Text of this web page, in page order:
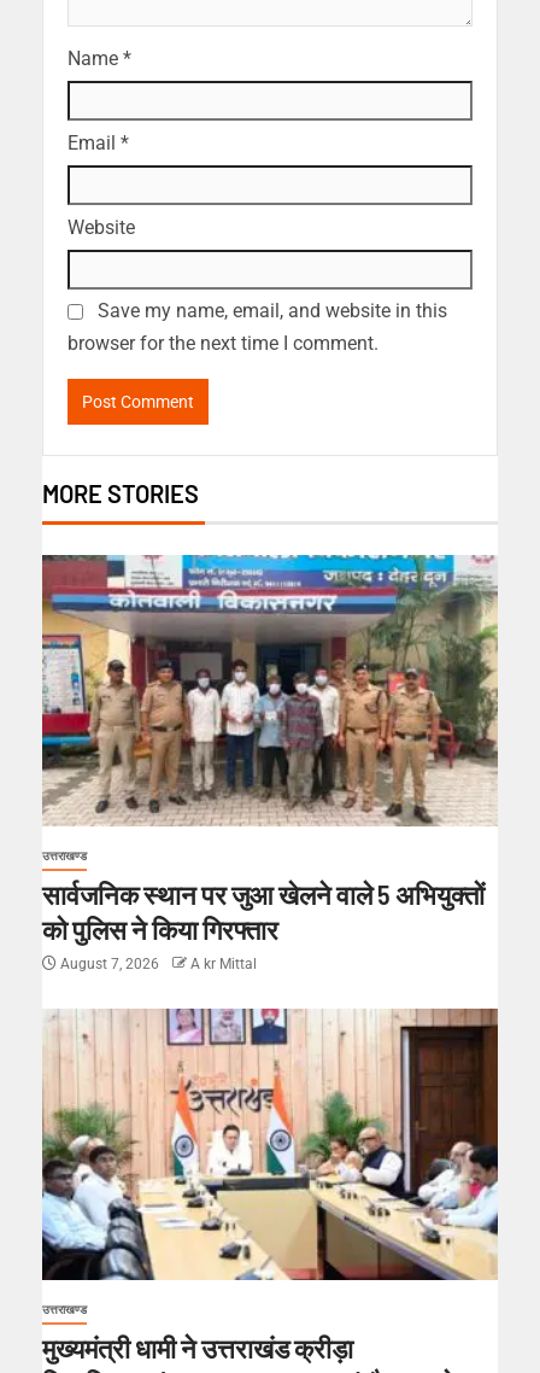
Name *
Email *
Website
Save my name, email, and website in this
browser for the next time I comment.
MORE STORIES
उत्तराखण्ड
सार्वजनिक स्थान पर जुआ खेलने वाले 5 अभियुक्तों
को पुलिस ने किया गिरफ्तार
August 7, 2026 A kr Mittal
उत्तराखण्ड
मुख्यमंत्री धामी ने उत्तराखंड क्रीड़ा